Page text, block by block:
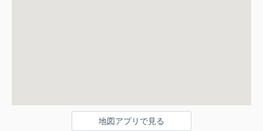
地図アプリで見る